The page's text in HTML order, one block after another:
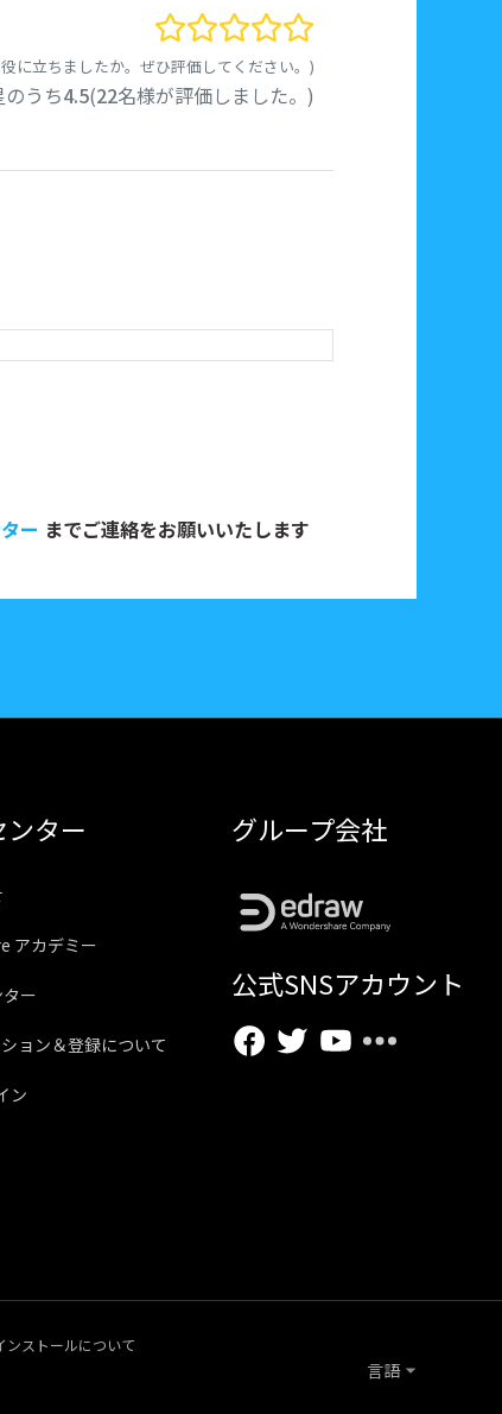
に立ちましたか。ぜひ評価してください。)
うち4.5(22名様が評価しました。)
ー までご連絡をお願いいたします
ター
アカデミー
ー
ョン＆登録について
ン
グループ会社
公式SNSアカウント
ンストールについて
言語